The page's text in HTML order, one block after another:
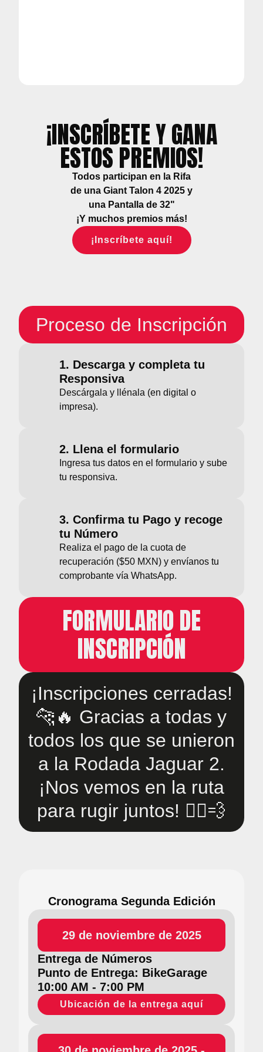
¡INSCRÍBETE Y GANA
ESTOS PREMIOS!
Todos participan en la Rifa
de una Giant Talon 4 2025 y
una Pantalla de 32"
¡Y muchos premios más!
¡Inscríbete aquí!
FORMULARIO DE
INSCRIPCIÓN
¡Inscripciones cerradas!
🐆🔥 Gracias a todas y
todos los que se unieron
a la Rodada Jaguar 2.
¡Nos vemos en la ruta
para rugir juntos! 🚵‍♂️💨
Proceso de Inscripción
1. Descarga y completa tu
Responsiva
Descárgala y llénala (en digital o
impresa).
2. Llena el formulario
Ingresa tus datos en el formulario y sube
tu responsiva.
3. Confirma tu Pago y recoge
tu Número
Realiza el pago de la cuota de
recuperación ($50 MXN) y envíanos tu
comprobante vía WhatsApp.
Cronograma Segunda Edición
29 de noviembre de 2025
Entrega de Números
Punto de Entrega: BikeGarage
10:00 AM - 7:00 PM
Ubicación de la entrega aquí